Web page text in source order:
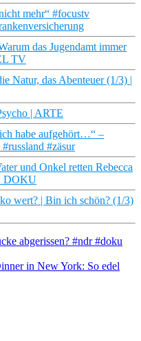
mehr“ #focustv
das Jugendamt immer
TV
Natur, das Abenteuer (1/3) |
| ARTE
habe aufgehört…“ –
#zäsur
und Onkel retten Rebecca
DOKU
wert? | Bin ich schön? (1/3)
abgerissen? #ndr #doku
in New York: So edel